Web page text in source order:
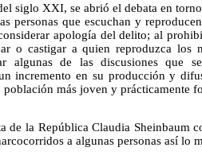
siglo XXI, se abrió el debata en
personas que escuchan y
apología del delito; al
o castigar a quien reproduzca los
algunas de las discusiones que
incremento en su producción y
más joven y prácticamente
de la República Claudia Sheinbaum
a algunas personas así lo